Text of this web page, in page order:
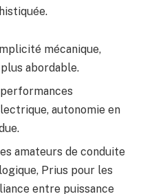
mécanique,
abordable.
performances
autonomie en
amateurs de conduite
Prius pour les
entre puissance